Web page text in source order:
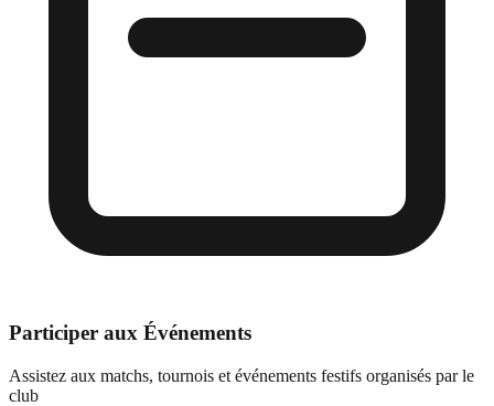
Participer aux Événements
Assistez aux matchs, tournois et événements festifs organisés par le
club